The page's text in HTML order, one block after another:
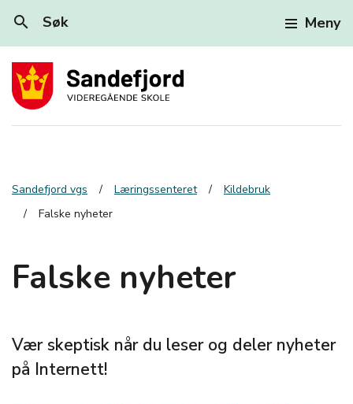
search Søk Meny
Sandefjord vgs Læringssenteret
Kildebruk
Falske nyheter
Falske nyheter
Vær skeptisk når du leser og deler nyheter
på Internett!